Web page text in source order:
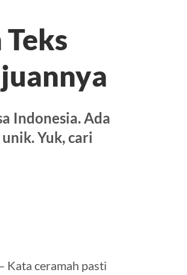
Indonesia. Ada
Yuk, cari
Kata ceramah pasti